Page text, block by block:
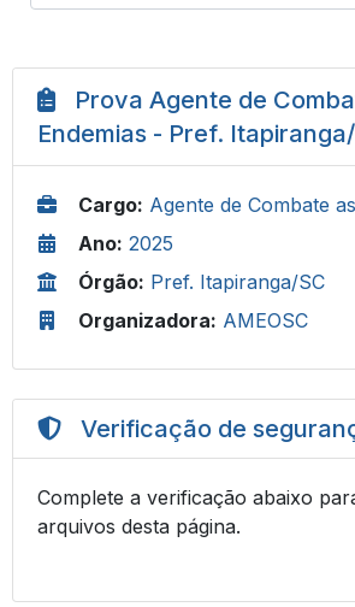
Prova Agente de
Endemias - Pref.
Cargo: Agente de Combate
Ano: 2025
Órgão: Pref. Itapiranga/SC
Organizadora: AMEOSC
Verificação de
Complete a verificação abaixo
arquivos desta página.